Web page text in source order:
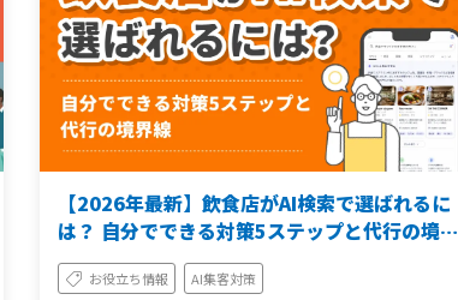
【2026年最新】飲食店がAI検索で選ばれるに
は？ 自分でできる対策5ステップと代行の境界
線【店舗情報整備ガイド】
お役立ち情報 AI集客対策